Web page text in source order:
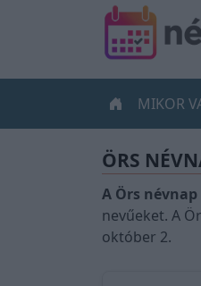
MIKOR
ÖRS
A Örs
nevűeket. A
október 2.